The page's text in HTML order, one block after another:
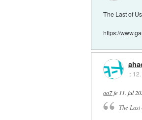
The Last of
https://
::
oo7je 11. jul
The